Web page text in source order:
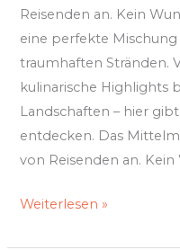
Reisenden an. Kein
eine perfekte Mischung
traumhaften Stränden.
kulinarische Highlights
Landschaften – hier
entdecken. Das
von Reisenden an.
Weiterlesen »